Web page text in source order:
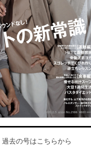
過去の号はこちらから